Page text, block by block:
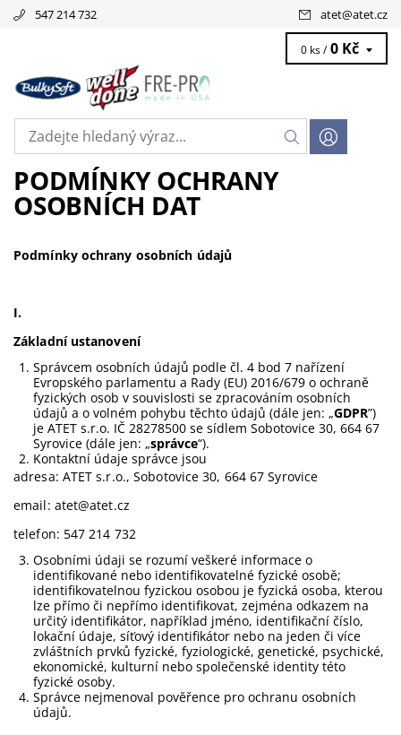
547 214 732 atet@atet.cz
0 ks / 0 Kč
PODMÍNKY OCHRANY
OSOBNÍCH DAT
Podmínky ochrany osobních údajů
I.
Základní ustanovení
Správcem osobních údajů podle čl. 4 bod 7 nařízení
Evropského parlamentu a Rady (EU) 2016/679 o ochraně
fyzických osob v souvislosti se zpracováním osobních
údajů a o volném pohybu těchto údajů (dále jen: „GDPR”)
je ATET s.r.o. IČ 28278500 se sídlem Sobotovice 30, 664 67
Syrovice (dále jen: „správce“).
Kontaktní údaje správce jsou
adresa: ATET s.r.o., Sobotovice 30, 664 67 Syrovice
email: atet@atet.cz
telefon: 547 214 732
Osobními údaji se rozumí veškeré informace o
identifikované nebo identifikovatelné fyzické osobě;
identifikovatelnou fyzickou osobou je fyzická osoba, kterou
lze přímo či nepřímo identifikovat, zejména odkazem na
určitý identifikátor, například jméno, identifikační číslo,
lokační údaje, síťový identifikátor nebo na jeden či více
zvláštních prvků fyzické, fyziologické, genetické, psychické,
ekonomické, kulturní nebo společenské identity této
fyzické osoby.
Správce nejmenoval pověřence pro ochranu osobních
údajů.